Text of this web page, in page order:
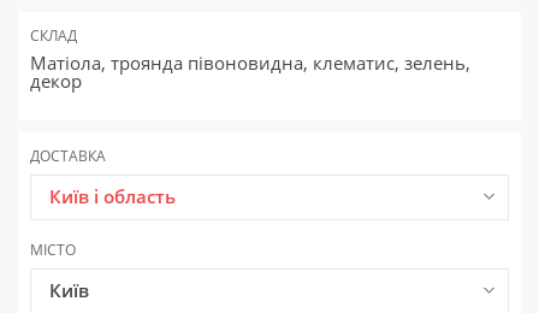
СКЛАД
Матіола, троянда півоновидна, клематис, зелень,
декор
ДОСТАВКА
Київ і область
МІСТО
Київ